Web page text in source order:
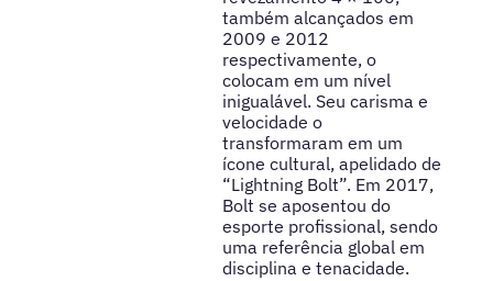
também alcançados em
2009 e 2012
respectivamente, o
colocam em um nível
inigualável. Seu carisma e
velocidade o
transformaram em um
ícone cultural, apelidado de
“Lightning Bolt”. Em 2017,
Bolt se aposentou do
esporte profissional, sendo
uma referência global em
disciplina e tenacidade.